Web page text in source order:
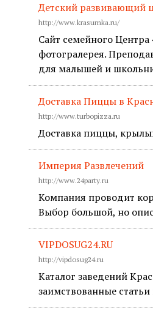
Детский развивающий
http://www.krasumka.ru/
Сайт семейного
фотогралерея.
для малышей и
Доставка Пиццы в
http://www.turbopizza.ru
Доставка пиццы,
Империя Развлечений
http://www.24party.ru
Компания проводит
Выбор большой, но
VIPDOSUG24.RU
http://vipdosug24.ru
Каталог заведений
заимствованные статьи